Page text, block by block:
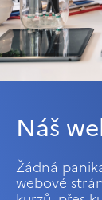
Náš
Žádná
webové